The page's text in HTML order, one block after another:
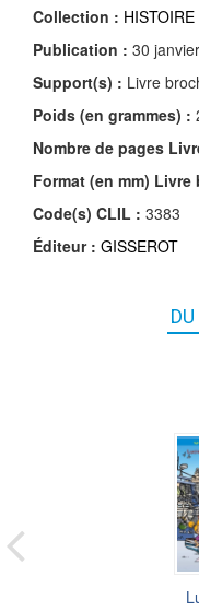
Collection : HISTOIRE
Publication : 30
Support(s) : Livre
Poids (en grammes) :
Nombre de pages
Format (en mm) Livre
Code(s) CLIL : 3383
Éditeur : GISSEROT